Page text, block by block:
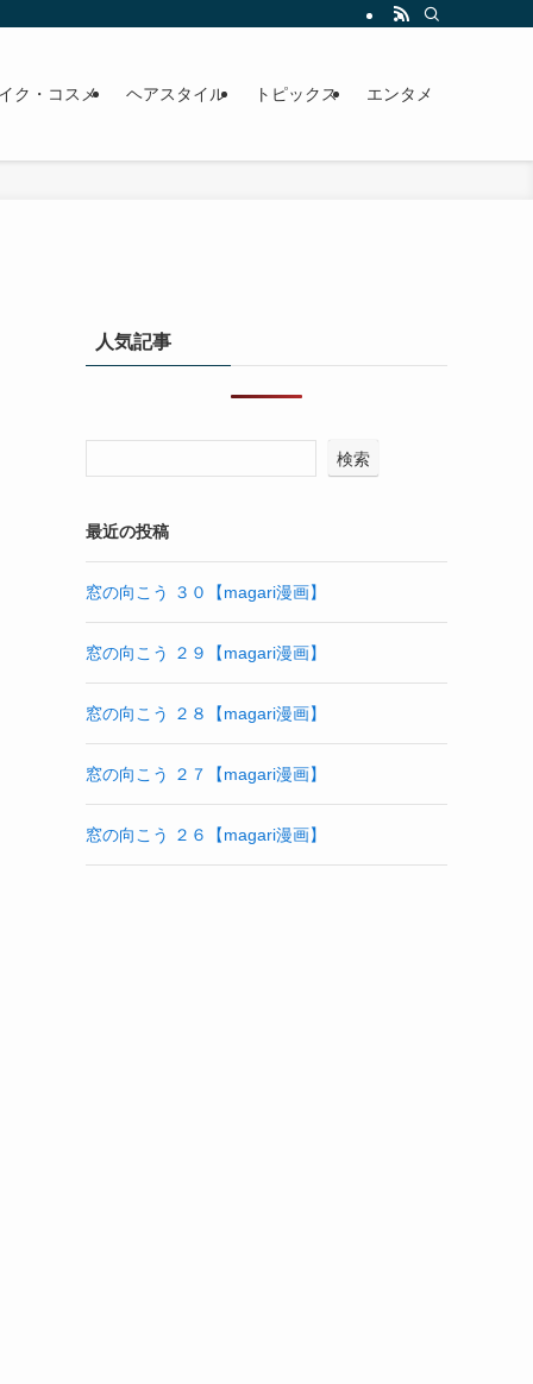
ク・コスメ ヘアスタイル トピックス エンタメ
人気記事
検索
最近の投稿
窓の向こう ３０【magari漫画】
窓の向こう ２９【magari漫画】
窓の向こう ２８【magari漫画】
窓の向こう ２７【magari漫画】
窓の向こう ２６【magari漫画】